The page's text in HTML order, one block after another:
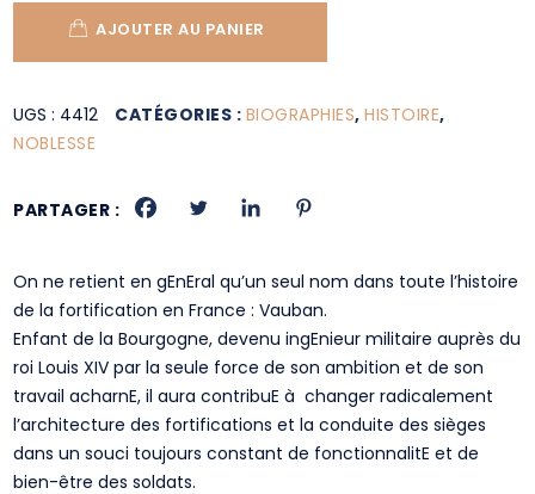
AJOUTER AU PANIER
UGS : 4412 CATÉGORIES : BIOGRAPHIES,HISTOIRE,
NOBLESSE
PARTAGER :
On ne retient en gEnEral qu’un seul nom dans toute l’histoire
de la fortification en France : Vauban.
Enfant de la Bourgogne, devenu ingEnieur militaire auprès du
roi Louis XIV par la seule force de son ambition et de son
travail acharnE, il aura contribuE à changer radicalement
l’architecture des fortifications et la conduite des sièges
dans un souci toujours constant de fonctionnalitE et de
bien-être des soldats.